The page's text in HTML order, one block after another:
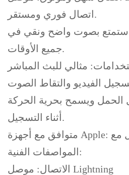
اتصال فوري ومستقر.
بصوت واضح ونقي في
جميع الأوقات.
مثالي للبث المباشر
ويسمح بحرية الحركة
أثناء التسجيل.
المواصفات الفنية:
الاتصال: موصل Lightning